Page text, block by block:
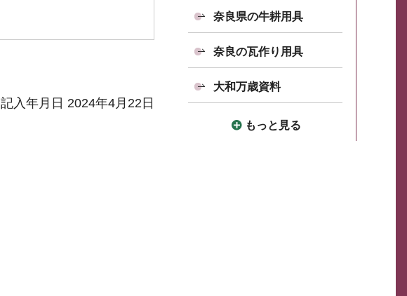
記入年月日 2024年4月22日
奈良県の牛耕用具
奈良の瓦作り用具
大和万歳資料
もっと見る